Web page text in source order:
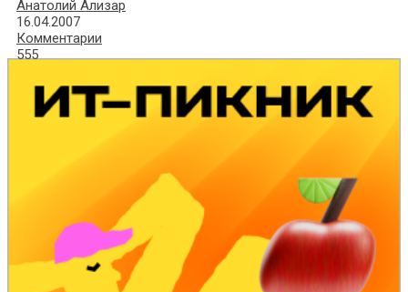
Анатолий Ализар
16.04.2007
Комментарии
555